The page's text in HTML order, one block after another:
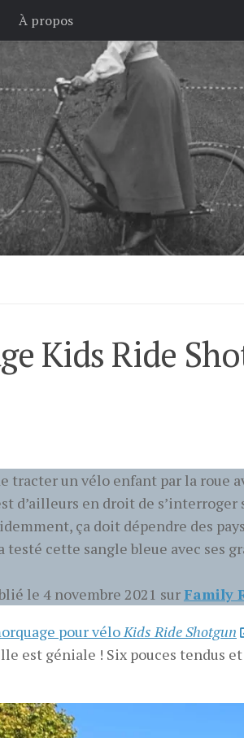
À propos
Kids Ride
tracter un vélo enfant par la roue
d’ailleurs en droit de s’interroger
ça doit dépendre des
testé cette sangle bleue avec ses
le 4 novembre 2021 surFamily
pour véloKids Ride Shotgun
est géniale ! Six pouces tendus